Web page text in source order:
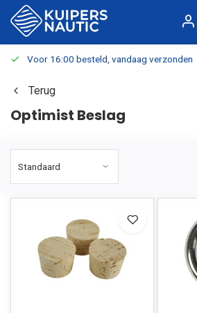
Voor 16:00 besteld, vandaag verzonden
Terug
Optimist Beslag